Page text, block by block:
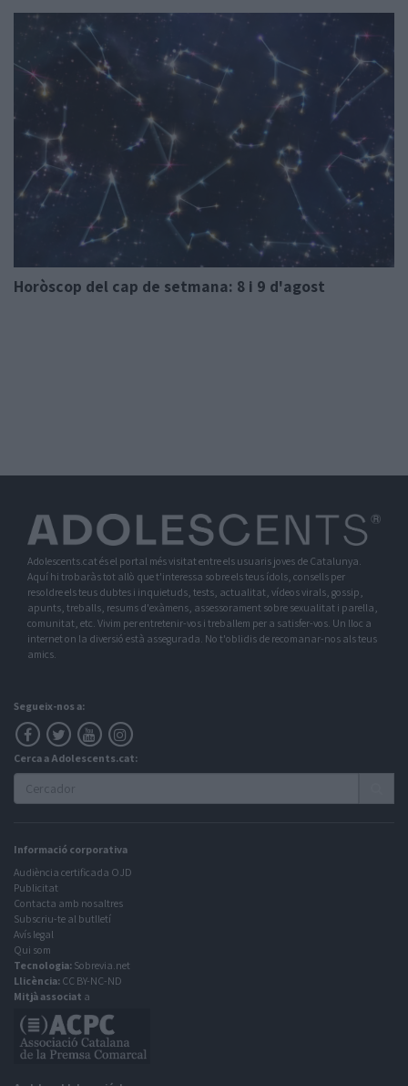
Horòscop del cap de setmana: 8 i 9 d'agost
Adolescents.cat és el portal més visitat entre els usuaris joves de Catalunya.
Aquí hi trobaràs tot allò que t'interessa sobre els teus ídols, consells per
resoldre els teus dubtes i inquietuds, tests, actualitat, vídeos virals, gossip,
apunts, treballs, resums d'exàmens, assessorament sobre sexualitat i parella,
comunitat, etc. Vivim per entretenir-vos i treballem per a satisfer-vos. Un lloc a
internet on la diversió està assegurada. No t'oblidis de recomanar-nos als teus
amics.
Segueix-nos a:
Cerca a Adolescents.cat:
Informació corporativa
Audiència certificada OJD
Publicitat
Contacta amb nosaltres
Subscriu-te al butlletí
Avís legal
Qui som
Tecnologia: Sobrevia.net
Llicència: CC BY-NC-ND
Mitjà associat a